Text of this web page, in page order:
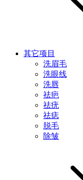
其它项目
洗眉毛
洗眼线
洗唇
祛疤
祛疣
祛痣
脱毛
除皱